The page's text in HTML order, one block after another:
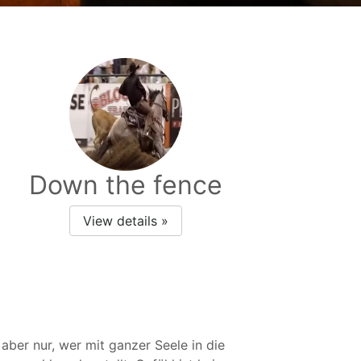
Down the fence
View details »
nur, wer mit ganzer Seele in die